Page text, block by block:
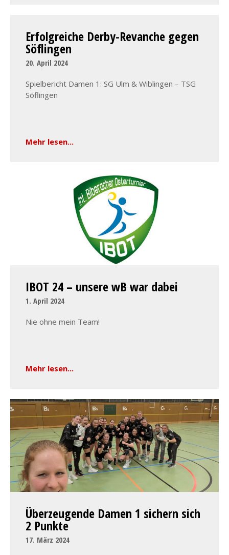
Erfolgreiche Derby-Revanche gegen
Söflingen
20. April 2024
Spielbericht Damen 1: SG Ulm & Wiblingen – TSG
Söflingen
Mehr lesen...
IBOT 24 – unsere wB war dabei
1. April 2024
Nie ohne mein Team!
Mehr lesen...
Überzeugende Damen 1 sichern sich
2 Punkte
17. März 2024